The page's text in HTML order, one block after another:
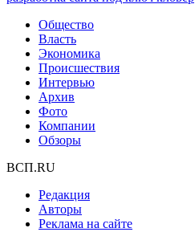
Общество
Власть
Экономика
Происшествия
Интервью
Архив
Фото
Компании
Обзоры
ВСП.RU
Редакция
Авторы
Реклама на сайте